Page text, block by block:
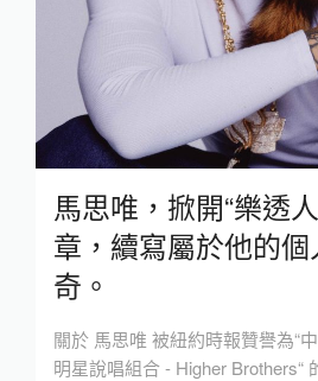
馬思唯，掀開“樂透
章，續寫屬於他的
奇。
關於 馬思唯 被紐約時報贊譽為“
明星說唱組合 - Higher Brothers“